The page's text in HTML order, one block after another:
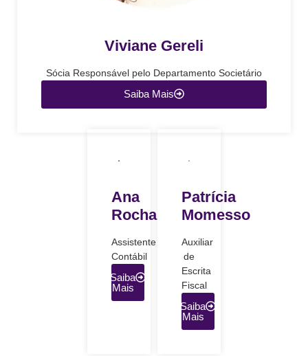
Viviane Gereli
Sócia Responsável pelo Departamento Societário
Saiba Mais
Ana
Rocha
Assistente
Contábil
Saiba
Mais
Patrícia
Momesso
Auxiliar
de
Escrita
Fiscal
Saiba
Mais